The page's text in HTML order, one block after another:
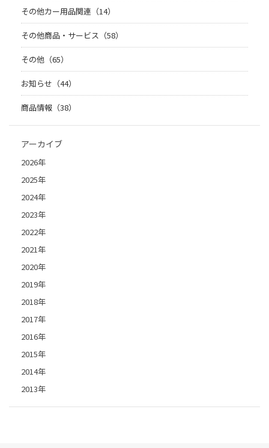
その他カー用品関連（14）
その他商品・サービス（58）
その他（65）
お知らせ（44）
商品情報（38）
アーカイブ
2026年
2025年
2024年
2023年
2022年
2021年
2020年
2019年
2018年
2017年
2016年
2015年
2014年
2013年